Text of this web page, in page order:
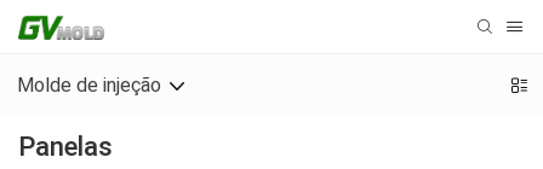
Molde de injeção
Panelas